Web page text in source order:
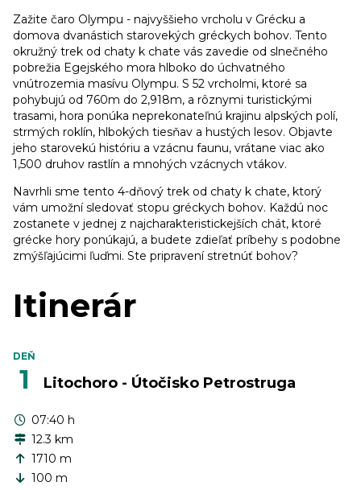
Zažite čaro Olympu - najvyššieho vrcholu v Grécku a
domova dvanástich starovekých gréckych bohov. Tento
okružný trek od chaty k chate vás zavedie od slnečného
pobrežia Egejského mora hlboko do úchvatného
vnútrozemia masívu Olympu. S 52 vrcholmi, ktoré sa
pohybujú od 760m do 2,918m, a rôznymi turistickými
trasami, hora ponúka neprekonateľnú krajinu alpských polí,
strmých roklín, hlbokých tiesňav a hustých lesov. Objavte
jeho starovekú históriu a vzácnu faunu, vrátane viac ako
1,500 druhov rastlín a mnohých vzácnych vtákov.
Navrhli sme tento 4-dňový trek od chaty k chate, ktorý
vám umožní sledovať stopu gréckych bohov. Každú noc
zostanete v jednej z najcharakteristickejších chát, ktoré
grécke hory ponúkajú, a budete zdieľať príbehy s podobne
zmýšľajúcimi ľuďmi. Ste pripravení stretnúť bohov?
Itinerár
DEŇ
1 Litochoro - Útočisko Petrostruga
07:40 h
12.3 km
1710 m
100 m